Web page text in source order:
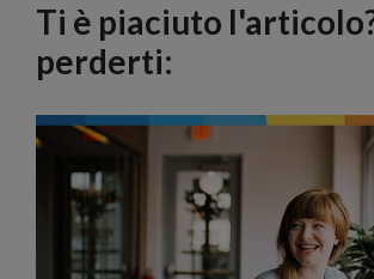
Ti è piaciuto
perderti: